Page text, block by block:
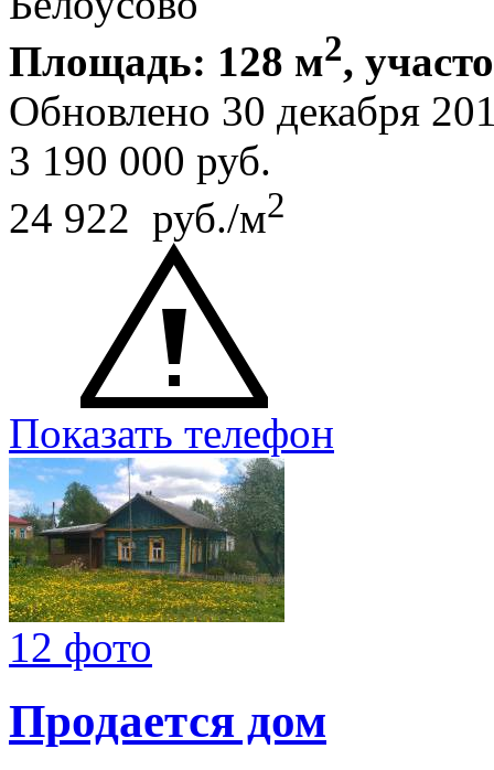
Площадь: 128 м2,
Обновлено 30 декабря
3 190 000 руб.
24 922 руб./м2
Показать телефон
12 фото
Продается дом